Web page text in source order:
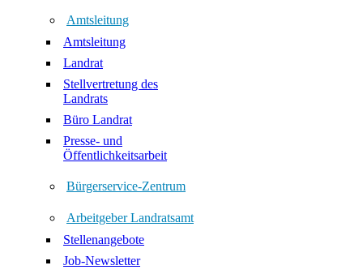
Amtsleitung
Amtsleitung
Landrat
Stellvertretung des
Landrats
Büro Landrat
Presse- und
Öffentlichkeitsarbeit
Bürgerservice-Zentrum
Arbeitgeber Landratsamt
Stellenangebote
Job-Newsletter